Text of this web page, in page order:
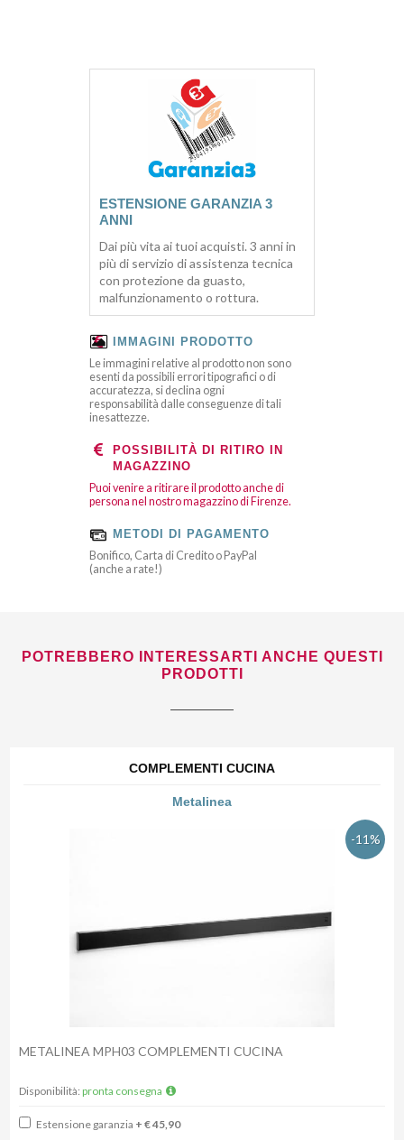
ESTENSIONE GARANZIA 3
ANNI
Dai più vita ai tuoi acquisti. 3 anni in
più di servizio di assistenza tecnica
con protezione da guasto,
malfunzionamento o rottura.
IMMAGINI PRODOTTO
Le immagini relative al prodotto non sono
esenti da possibili errori tipografici o di
accuratezza, si declina ogni
responsabilità dalle conseguenze di tali
inesattezze.
POSSIBILITÀ DI RITIRO IN
MAGAZZINO
Puoi venire a ritirare il prodotto anche di
persona nel nostro magazzino di Firenze.
METODI DI PAGAMENTO
Bonifico, Carta di Credito o PayPal
(anche a rate!)
POTREBBERO INTERESSARTI ANCHE QUESTI
PRODOTTI
COMPLEMENTI CUCINA
Metalinea
-11%
METALINEA MPH03 COMPLEMENTI CUCINA
Disponibilità: pronta consegna
Estensione garanzia + € 45,90